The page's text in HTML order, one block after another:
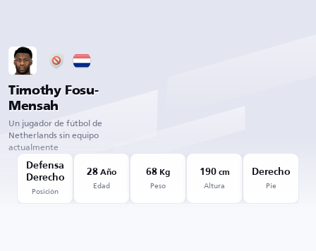
Timothy Fosu-
Mensah
Un jugador de fútbol de
Netherlands sin equipo
actualmente
Defensa
Derecho
Posición
28 Año
Edad
68 Kg
Peso
190cm
Altura
Derecho
Pie